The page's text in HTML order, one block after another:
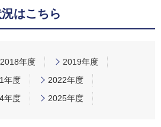
はこちら
2018年度
2019年度
年度
2022年度
年度 2025年度